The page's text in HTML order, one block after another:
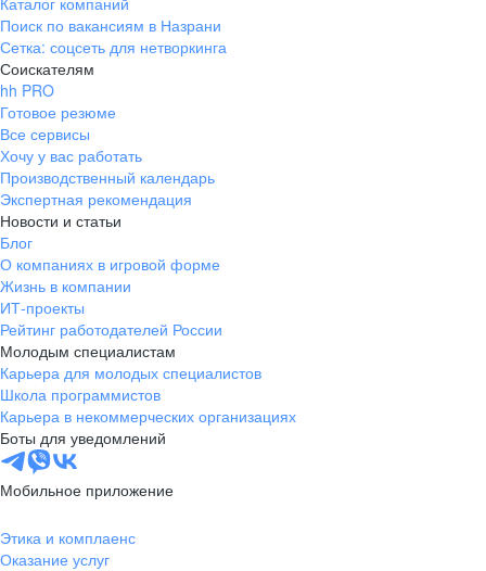
Поиск по вакансиям в Назрани
Сетка: соцсеть для нетворкинга
Соискателям
hh PRO
Готовое резюме
Все сервисы
Хочу у вас работать
Производственный календарь
Экспертная рекомендация
Новости и статьи
Блог
О компаниях в игровой форме
Жизнь в компании
ИТ-проекты
Рейтинг работодателей России
Молодым специалистам
Карьера для молодых специалистов
Школа программистов
Карьера в некоммерческих организациях
Боты для уведомлений
Мобильное приложение
Этика и комплаенс
Оказание услуг